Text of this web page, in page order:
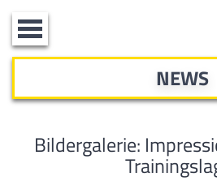
Toggle
navigation
NEWS
Bildergalerie: